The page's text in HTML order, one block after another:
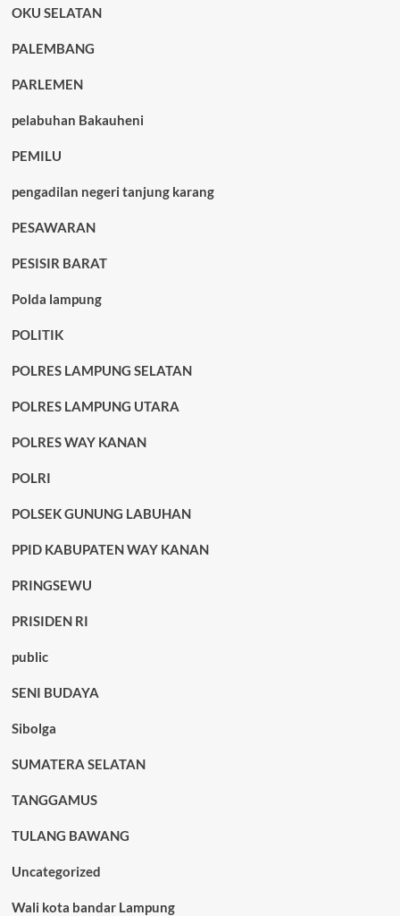
OKU SELATAN
PALEMBANG
PARLEMEN
pelabuhan Bakauheni
PEMILU
pengadilan negeri tanjung karang
PESAWARAN
PESISIR BARAT
Polda lampung
POLITIK
POLRES LAMPUNG SELATAN
POLRES LAMPUNG UTARA
POLRES WAY KANAN
POLRI
POLSEK GUNUNG LABUHAN
PPID KABUPATEN WAY KANAN
PRINGSEWU
PRISIDEN RI
public
SENI BUDAYA
Sibolga
SUMATERA SELATAN
TANGGAMUS
TULANG BAWANG
Uncategorized
Wali kota bandar Lampung